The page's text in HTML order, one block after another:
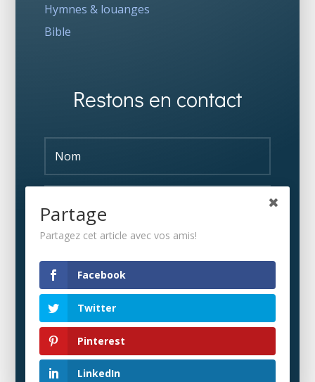
Hymnes & louanges
Bible
Restons en contact
Partage
Partagez cet article avec vos amis!
Facebook
Twitter
Pinterest
LinkedIn